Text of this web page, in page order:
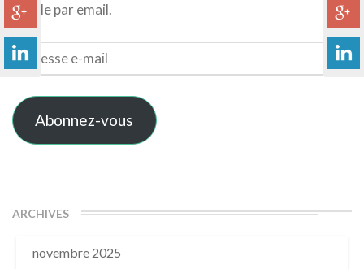
article par email.
Adresse
e-
mail
Abonnez-vous
ARCHIVES
novembre 2025